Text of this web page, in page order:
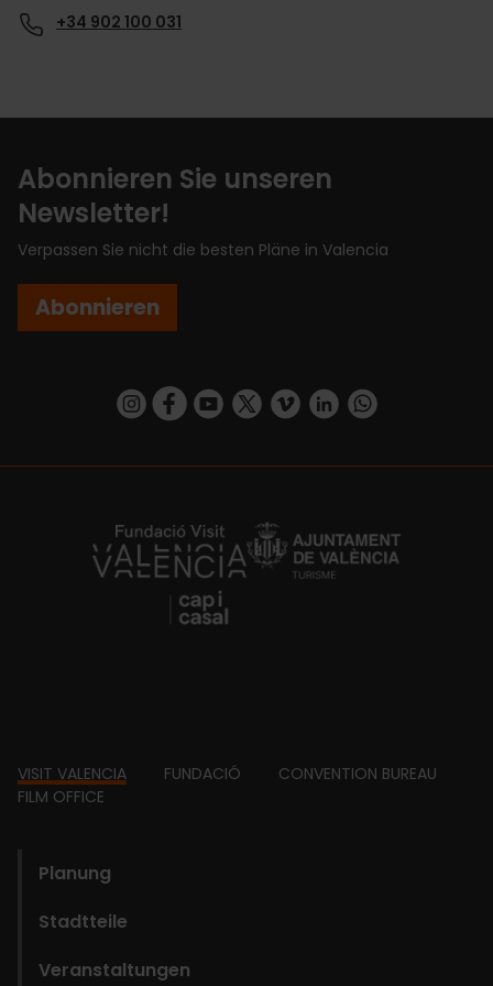
+34 902 100 031
Abonnieren Sie unseren
Newsletter!
Verpassen Sie nicht die besten Pläne in Valencia
Abonnieren
https://www.instagram.com/visit_valencia/
https://www.facebook.com/
https://www.youtube.com/user/
https://twitter.com/_VivaValencia
https://vimeo.com/
https://www.linkedin.com/company/turismo-valencia/https://api.whatsapp.com/send/
https://fundacion.visitvalencia.com/
Footer
VISIT VALENCIA FUNDACIÓ
CONVENTION BUREAU
FILM OFFICE
Planung
Stadtteile
Veranstaltungen